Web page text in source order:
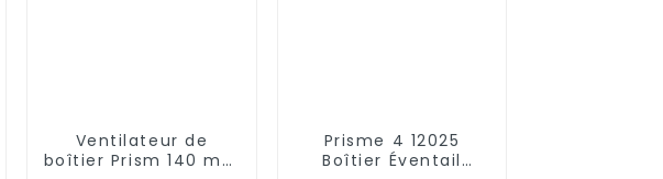
Ventilateur de
boîtier Prism 140 mm
Prisme 4 12025
Boîtier Éventail